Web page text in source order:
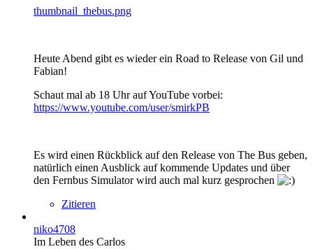
thumbnail_thebus.png
Heute Abend gibt es wieder ein Road to Release von Gil und
Fabian!
Schaut mal ab 18 Uhr auf YouTube vorbei:
https://www.youtube.com/user/smirkPB
Es wird einen Rückblick auf den Release von The Bus geben,
natürlich einen Ausblick auf kommende Updates und über
den Fernbus Simulator wird auch mal kurz gesprochen
Zitieren
niko4708
Im Leben des Carlos